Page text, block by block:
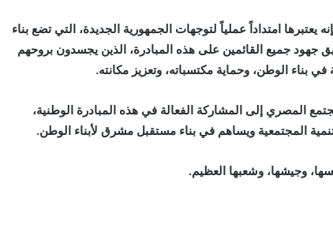
يعتبرها امتداداً عملياً لتوجهات الجمهورية الجديدة، التي تضع بناء
جهود جميع القائمين على هذه المبادرة، الذين يجسدون بروحهم
بناء الوطن، وحماية مكتسباته، وتعزيز مكانته.
المصري إلى المشاركة الفعالة في هذه المبادرة الوطنية،
المجتمعية ويساهم في بناء مستقبل مشرق لأبناء الوطن.
وجيشها، وشعبها العظيم.